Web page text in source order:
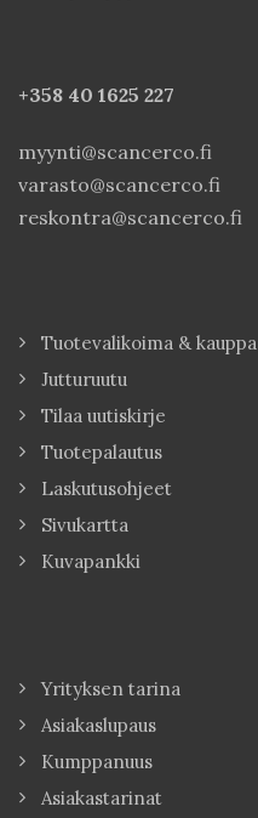
+358 40 1625 227
myynti@scancerco.fi
varasto@scancerco.fi
reskontra@scancerco.fi
Tuotevalikoima & kauppa
Jutturuutu
Tilaa uutiskirje
Tuotepalautus
Laskutusohjeet
Sivukartta
Kuvapankki
Yrityksen tarina
Asiakaslupaus
Kumppanuus
Asiakastarinat